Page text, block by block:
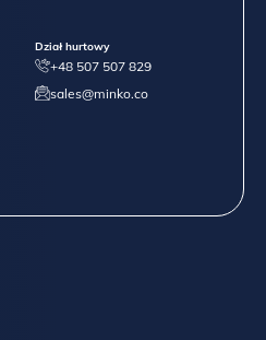
Dział hurtowy
+48 507 507 829
sales@minko.co